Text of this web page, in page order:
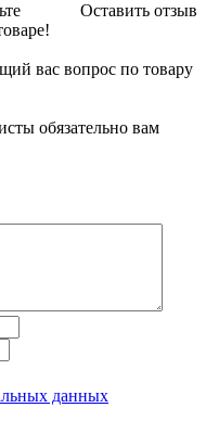
Оставить отзыв
вас вопрос по товару
обязательно вам
данных